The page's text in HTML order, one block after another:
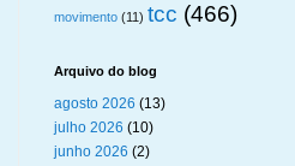
movimento (11) tcc (466)
Arquivo do blog
agosto 2026 (13)
julho 2026 (10)
junho 2026 (2)